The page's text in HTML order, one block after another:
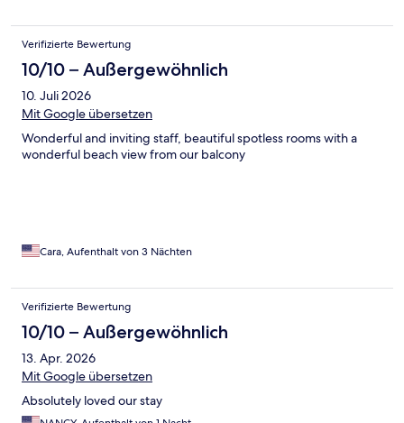
Verifizierte Bewertung
10/10 – Außergewöhnlich
10. Juli 2026
Mit Google übersetzen
Wonderful and inviting staff, beautiful spotless rooms with a
wonderful beach view from our balcony
Cara, Aufenthalt von 3 Nächten
Verifizierte Bewertung
10/10 – Außergewöhnlich
13. Apr. 2026
Mit Google übersetzen
Absolutely loved our stay